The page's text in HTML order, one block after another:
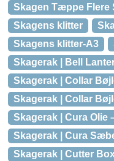
Skagen Tæppe Flere
Skagens klitter
Skagens klitter-A3
Skagerak | Bell
Skagerak | Collar
Skagerak | Collar
Skagerak | Cura Olie
Skagerak | Cura
Skagerak | Cutter